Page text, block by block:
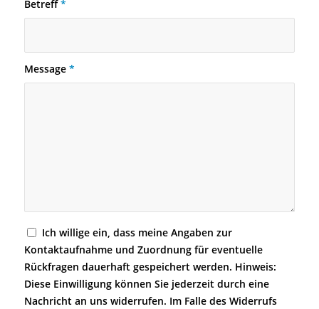
Betreff*
Message *
Ich willige ein, dass meine Angaben zur
Kontaktaufnahme und Zuordnung für eventuelle
Rückfragen dauerhaft gespeichert werden. Hinweis:
Diese Einwilligung können Sie jederzeit durch eine
Nachricht an uns widerrufen. Im Falle des Widerrufs